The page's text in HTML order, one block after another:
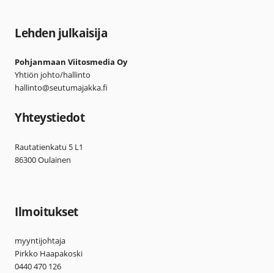
Lehden julkaisija
Pohjanmaan Viitosmedia Oy
Yhtiön johto/hallinto
hallinto@seutumajakka.fi
Yhteystiedot
Rautatienkatu 5 L1
86300 Oulainen
Ilmoitukset
myyntijohtaja
Pirkko Haapakoski
0440 470 126